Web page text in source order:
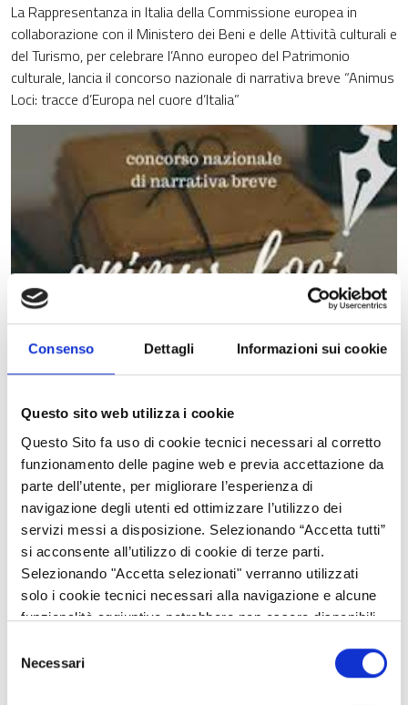
Consenso Dettagli Informazioni sui cookie
Questo sito web utilizza i cookie
Questo Sito fa uso di cookie tecnici necessari al corretto
funzionamento delle pagine web e previa accettazione da
parte dell’utente, per migliorare l’esperienza di
navigazione degli utenti ed ottimizzare l’utilizzo dei
servizi messi a disposizione. Selezionando “Accetta tutti”
si acconsente all’utilizzo di cookie di terze parti.
Selezionando "Accetta selezionati" verranno utilizzati
solo i cookie tecnici necessari alla navigazione e alcune
funzionalità aggiuntive potrebbero non essere disponibili.
delNecessari
La Rappresentanza in Italia della Commissione europea in
collaborazione con il Ministero dei Beni e delle Attività culturali e
del Turismo, per celebrare l’Anno europeo del Patrimonio
culturale, lancia il concorso nazionale di narrativa breve “Animus
Loci: tracce d’Europa nel cuore d’Italia”
La Rappresentanza in Italia della Commissione europea in
collaborazione con il Ministero dei Beni e delle Attività culturali e
del Turismo, per celebrare l’Anno europeo del Patrimonio
culturale, lancia il concorso nazionale di narrativa breve “Animus
Loci: tracce d’Europa nel cuore d’Italia”.
Il concorso, rivolto ai giovani tra i 17 e i 25 anni residenti o
domiciliati in Italia, ha l’obiettivo di valorizzare le città e i territori
italiani che contribuiscono alla cultura, all’identità e alle radici
europee: Chiavari, Trieste, Ventotene, Norcia, Bologna, Napoli e
Palermo e si traduce nella scrittura di racconti, della lunghezza
massima di 4 cartelle che dovranno essere redatti in lingua
italiana, inediti e non premiati né segnalati in altri concorsi.
Gli elaborati potranno riguardare fatti realmente accaduti o